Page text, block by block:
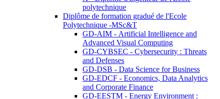
polytechnique
Diplôme de formation gradué de l'Ecole
Polytechnique -MSc&T
GD-AIM - Artificial Intelligence and
Advanced Visual Computing
GD-CYBSEC - Cybersecurity : Threats
and Defenses
GD-DSB - Data Science for Business
GD-EDCF - Economics, Data Analytics
and Corporate Finance
GD-EESTM - Energy Environment :